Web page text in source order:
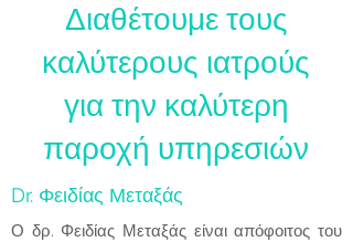
Διαθέτουμε τους
καλύτερους ιατρούς
για την καλύτερη
παροχή υπηρεσιών
Dr. Φειδίας Μεταξάς
Ο δρ. Φειδίας Μεταξάς είναι απόφοιτος του